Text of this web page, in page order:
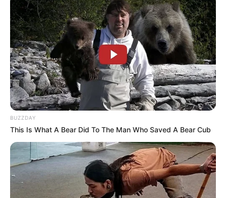
Studio Moon Night(2021), sebagai bintang utama
Juk Jae’s Night Studio(2020), sebagai bintang utama
I Can See Your Voice Season 5(2018), sebagai detektif
Album
Exhalant(2019)
Ryu: 川(2018)
Single
Single Digital
Heaven
(2019)
Urban Hymns
(2017)
BUZZDAY
This Is What A Bear Did To The Man Who Saved A Bear Cub